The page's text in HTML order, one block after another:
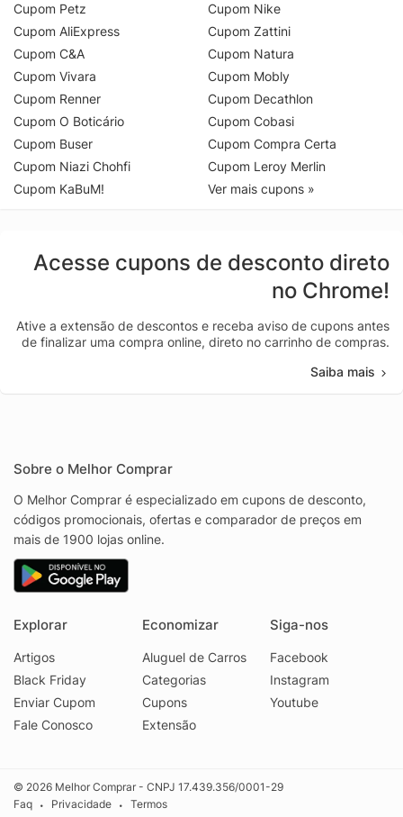
Cupom Petz
Cupom AliExpress
Cupom C&A
Cupom Vivara
Cupom Renner
Cupom O Boticário
Cupom Buser
Cupom Niazi Chohfi
Cupom KaBuM!
Cupom Nike
Cupom Zattini
Cupom Natura
Cupom Mobly
Cupom Decathlon
Cupom Cobasi
Cupom Compra Certa
Cupom Leroy Merlin
Ver mais cupons »
Acesse cupons de desconto direto
no Chrome!
Ative a extensão de descontos e receba aviso de cupons antes
de finalizar uma compra online, direto no carrinho de compras.
Saiba mais
Sobre o Melhor Comprar
O Melhor Comprar é especializado em cupons de desconto,
códigos promocionais, ofertas e comparador de preços em
mais de 1900 lojas online.
Explorar
Artigos
Black Friday
Enviar Cupom
Fale Conosco
Economizar
Aluguel de Carros
Categorias
Cupons
Extensão
Siga-nos
Facebook
Instagram
Youtube
© 2026 Melhor Comprar - CNPJ 17.439.356/0001-29
Faq
• Privacidade • Termos